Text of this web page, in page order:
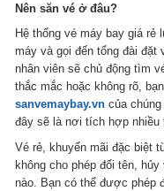
Nên săn vé ở đâu?
Hệ thống vé máy bay giá rẻ
máy và gọi đến tổng đài đặt
nhân viên sẽ chủ động tìm
thắc mắc hoặc không rõ,
sanvemaybay.vn của
đây sẽ là nơi tích hợp nhiều
Vé rẻ, khuyến mãi đặc biệt
không cho phép đổi tên,
nào. Bạn có thể được phép